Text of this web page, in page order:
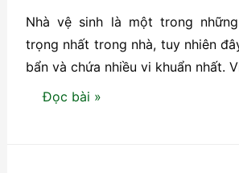
Nhà vệ sinh là một trong
trọng nhất trong nhà, tuy nhiên
bẩn và chứa nhiều vi khuẩn nhất.
3
Đọc bài »